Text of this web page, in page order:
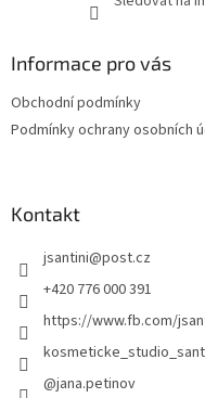
Informace pro vás
Obchodní podmínky
Podmínky ochrany osobních
Kontakt
jsantini@post.cz
+420 776 000 391
https://www.fb.com/
@jana.petinov